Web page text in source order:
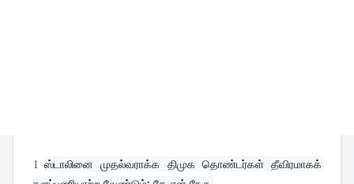
1ஸ்டாலினை முதல்வராக்க திமுக தொண்டர்கள் தீவிரமாகக்